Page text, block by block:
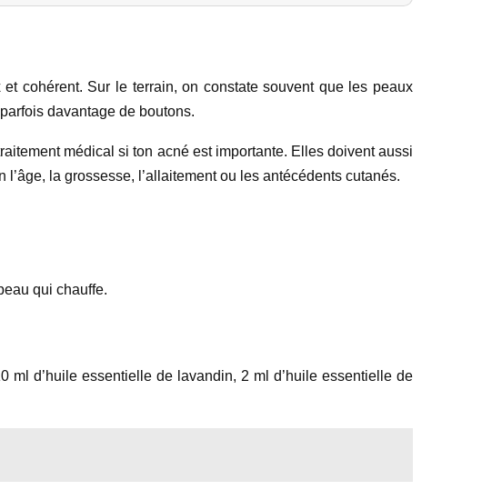
cohérent. Sur le terrain, on constate souvent que les peaux
davantage de boutons.
médical si ton acné est importante. Elles doivent aussi
la grossesse, l’allaitement ou les antécédents cutanés.
qui chauffe.
ml d’huile essentielle de lavandin, 2 ml d’huile essentielle de